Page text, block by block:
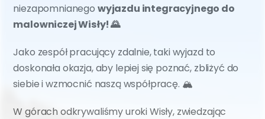
niezapomnianego wyjazdu integracyjnego do
malowniczej Wisły! 🌄
Jako zespół pracujący zdalnie, taki wyjazd to
doskonała okazja, aby lepiej się poznać, zbliżyć do
siebie i wzmocnić naszą współpracę. 🏔️
W górach odkrywaliśmy uroki Wisły, zwiedzając